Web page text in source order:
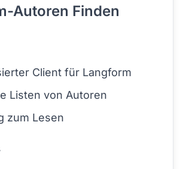
Autoren Finden
Client für Langform
Listen von Autoren
zum Lesen